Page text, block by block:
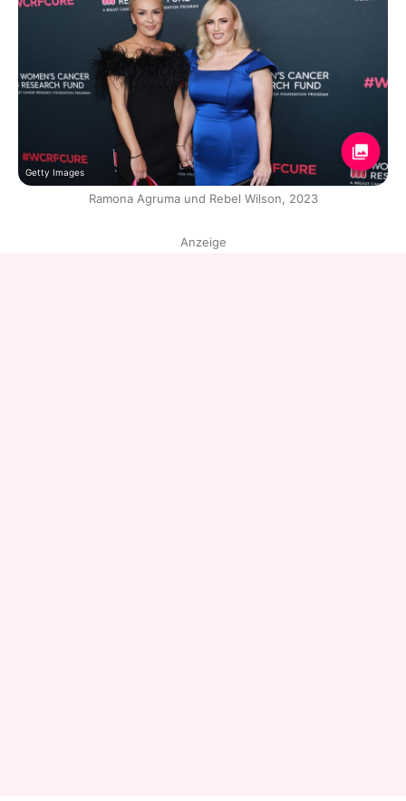
Getty Images
Ramona Agruma und Rebel Wilson, 2023
Anzeige